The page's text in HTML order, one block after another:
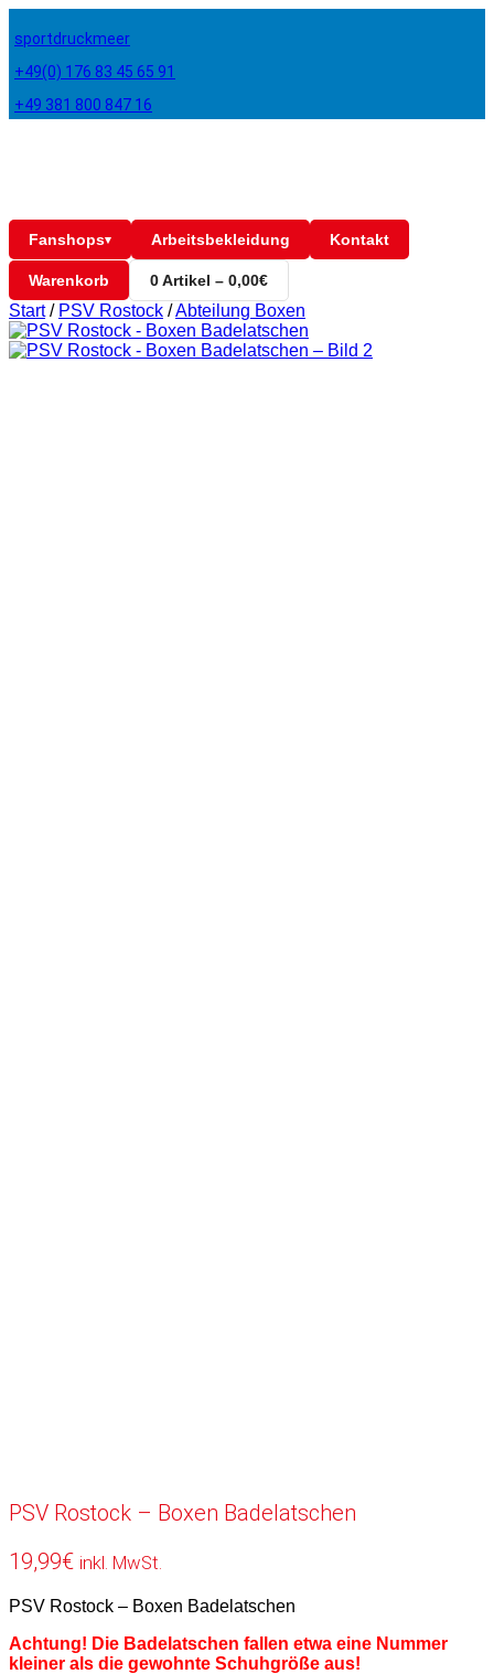
sportdruckmeer
+49(0) 176 83 45 65 91
+49 381 800 847 16
Fanshops▾ Arbeitsbekleidung Kontakt
Warenkorb 0 Artikel – 0,00€
Start / PSV Rostock /Abteilung Boxen
PSV Rostock – Boxen Badelatschen
19,99€ inkl. MwSt.
PSV Rostock – Boxen Badelatschen
Achtung! Die Badelatschen fallen etwa eine Nummer
kleiner als die gewohnte Schuhgröße aus!